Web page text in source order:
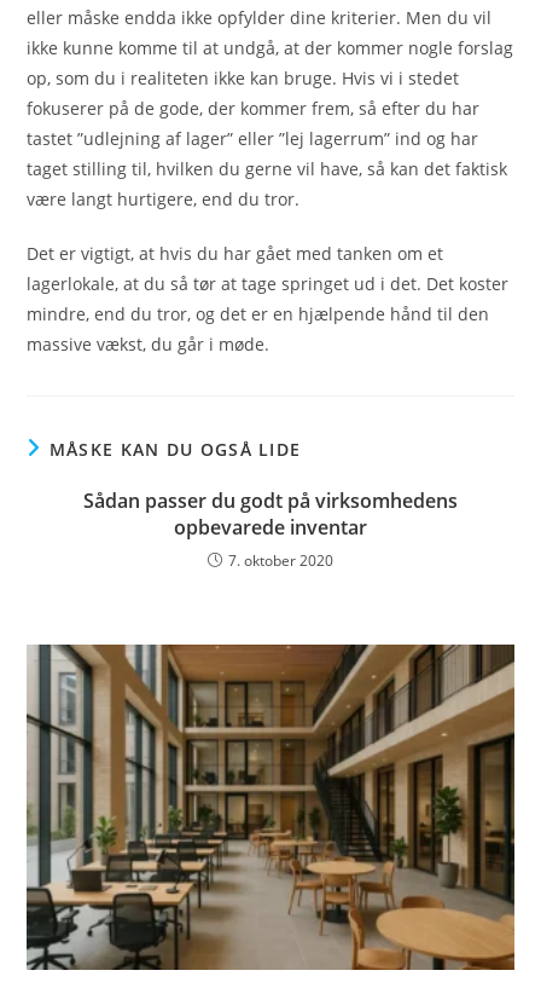
eller måske endda ikke opfylder dine kriterier. Men du vil
ikke kunne komme til at undgå, at der kommer nogle forslag
op, som du i realiteten ikke kan bruge. Hvis vi i stedet
fokuserer på de gode, der kommer frem, så efter du har
tastet ”udlejning af lager” eller ”lej lagerrum” ind og har
taget stilling til, hvilken du gerne vil have, så kan det faktisk
være langt hurtigere, end du tror.
Det er vigtigt, at hvis du har gået med tanken om et
lagerlokale, at du så tør at tage springet ud i det. Det koster
mindre, end du tror, og det er en hjælpende hånd til den
massive vækst, du går i møde.
MÅSKE KAN DU OGSÅ LIDE
Sådan passer du godt på virksomhedens
opbevarede inventar
7. oktober 2020